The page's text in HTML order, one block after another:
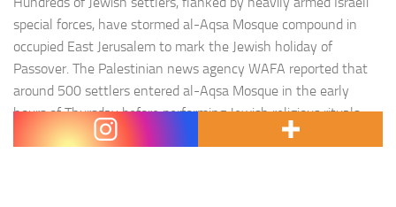
special forces, have stormed al-Aqsa Mosque compound in
occupied East Jerusalem to mark the Jewish holiday of
Passover. The Palestinian news agency WAFA reported that
around 500 settlers entered al-Aqsa Mosque in the early
hours of Thursday before performing Jewish religious rituals
near the Dome of the Rock Mosque. Firas al-Dib, a…